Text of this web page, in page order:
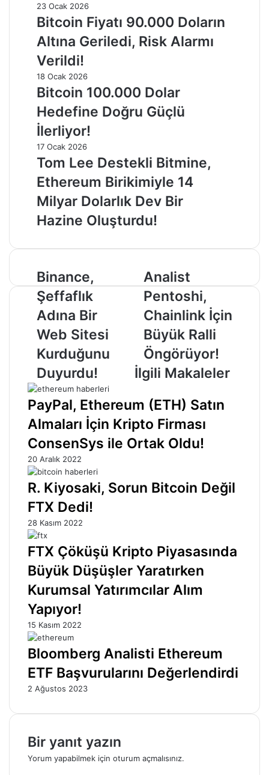
23 Ocak 2026
Bitcoin Fiyatı 90.000 Doların
Altına Geriledi, Risk Alarmı
Verildi!
18 Ocak 2026
Bitcoin 100.000 Dolar
Hedefine Doğru Güçlü
İlerliyor!
17 Ocak 2026
Tom Lee Destekli Bitmine,
Ethereum Birikimiyle 14
Milyar Dolarlık Dev Bir
Hazine Oluşturdu!
Binance,
Şeffaflık
Adına
Bir
Web
Sitesi
Kurduğunu
Duyurdu!
Binance,
Şeffaflık
Adına Bir
Web Sitesi
Kurduğunu
Duyurdu!
Analist
Pentoshi,
Chainlink
İçin
Büyük
Ralli
Öngörüyor!
Analist
Pentoshi,
Chainlink İçin
Büyük Ralli
Öngörüyor!
İlgili Makaleler
PayPal, Ethereum (ETH) Satın
Almaları İçin Kripto Firması
ConsenSys ile Ortak Oldu!
20 Aralık 2022
R. Kiyosaki, Sorun Bitcoin Değil
FTX Dedi!
28 Kasım 2022
FTX Çöküşü Kripto Piyasasında
Büyük Düşüşler Yaratırken
Kurumsal Yatırımcılar Alım
Yapıyor!
15 Kasım 2022
Bloomberg Analisti Ethereum
ETF Başvurularını Değerlendirdi
2 Ağustos 2023
Bir yanıt yazın
Yorum yapabilmek için oturum açmalısınız.